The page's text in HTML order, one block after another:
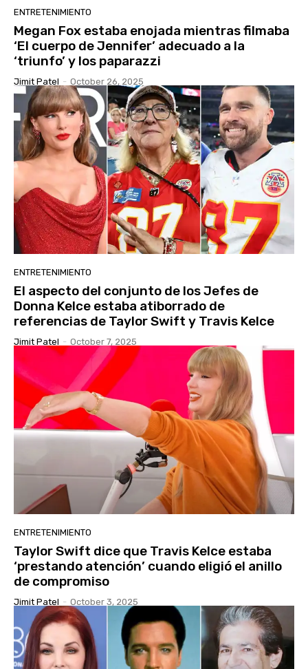
ENTRETENIMIENTO
Megan Fox estaba enojada mientras filmaba
‘El cuerpo de Jennifer’ adecuado a la
‘triunfo’ y los paparazzi
Jimit Patel - October 26, 2025
ENTRETENIMIENTO
El aspecto del conjunto de los Jefes de
Donna Kelce estaba atiborrado de
referencias de Taylor Swift y Travis Kelce
Jimit Patel - October 7, 2025
ENTRETENIMIENTO
Taylor Swift dice que Travis Kelce estaba
‘prestando atención’ cuando eligió el anillo
de compromiso
Jimit Patel - October 3, 2025